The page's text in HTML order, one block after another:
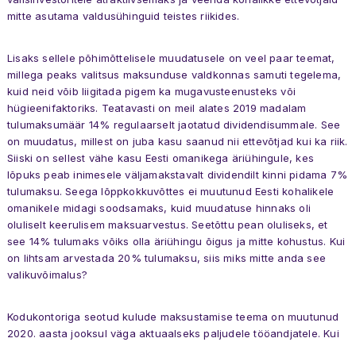
mitte asutama valdusühinguid teistes riikides.
Lisaks sellele põhimõttelisele muudatusele on veel paar teemat,
millega peaks valitsus maksunduse valdkonnas samuti tegelema,
kuid neid võib liigitada pigem ka mugavusteenusteks või
hügieenifaktoriks. Teatavasti on meil alates 2019 madalam
tulumaksumäär 14% regulaarselt jaotatud dividendisummale. See
on muudatus, millest on juba kasu saanud nii ettevõtjad kui ka riik.
Siiski on sellest vähe kasu Eesti omanikega äriühingule, kes
lõpuks peab inimesele väljamakstavalt dividendilt kinni pidama 7%
tulumaksu. Seega lõppkokkuvõttes ei muutunud Eesti kohalikele
omanikele midagi soodsamaks, kuid muudatuse hinnaks oli
oluliselt keerulisem maksuarvestus. Seetõttu pean oluliseks, et
see 14% tulumaks võiks olla äriühingu õigus ja mitte kohustus. Kui
on lihtsam arvestada 20% tulumaksu, siis miks mitte anda see
valikuvõimalus?
Kodukontoriga seotud kulude maksustamise teema on muutunud
2020. aasta jooksul väga aktuaalseks paljudele tööandjatele. Kui